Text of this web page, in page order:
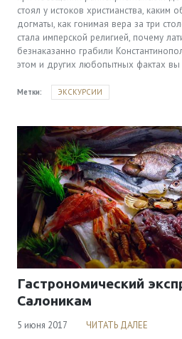
стоял у истоков христианства,
догматы, как гонимая вера за три
стала имперской религией, почему
безнаказанно грабили
этом и других любопытных фактах вы
Метки: ЭКСКУРСИИ
Гастрономический экспресс-тур по
Салоникам
5 июня 2017
ЧИТАТЬ ДАЛЕЕ